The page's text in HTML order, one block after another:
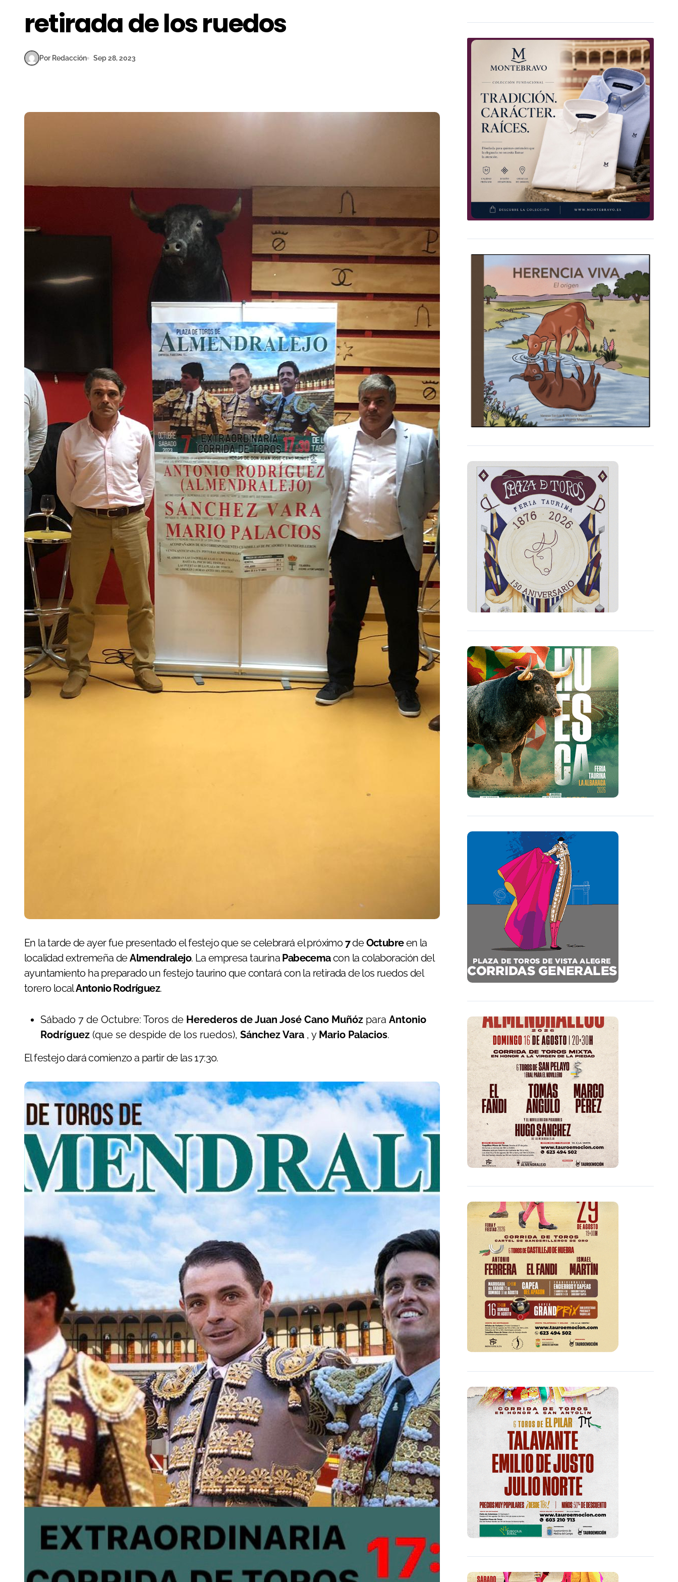
retirada de los ruedos
Por Redacción Sep 28, 2023
En la tarde de ayer fue presentado el festejo que se celebrará el próximo7deOctubreen la
localidad extremeña deAlmendralejo. La empresa taurina Pabecemacon la colaboración del
ayuntamiento ha preparado un festejo taurino que contará con la retirada de los ruedos del
torero localAntonio Rodríguez.
Sábado 7 de Octubre: Toros de Herederos de Juan José Cano Muñóz para Antonio
Rodríguez (que se despide de los ruedos), Sánchez Vara , y Mario Palacios.
El festejo dará comienzo a partir de las 17:30.